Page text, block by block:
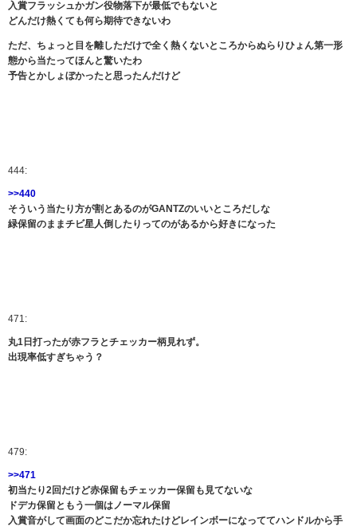
入賞フラッシュかガン役物落下が最低でもないと
どんだけ熱くても何ら期待できないわ
ただ、ちょっと目を離しただけで全く熱くないところからぬらりひょん第一形
態から当たってほんと驚いたわ
予告とかしょぼかったと思ったんだけど
444:
>>440
そういう当たり方が割とあるのがGANTZのいいところだしな
緑保留のままチビ星人倒したりってのがあるから好きになった
471:
丸1日打ったが赤フラとチェッカー柄見れず。
出現率低すぎちゃう？
479:
>>471
初当たり2回だけど赤保留もチェッカー保留も見てないな
ドデカ保留ともう一個はノーマル保留
入賞音がして画面のどこだか忘れたけどレインボーになっててハンドルから手